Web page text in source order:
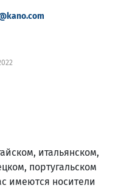
итальянском,
португальском
имеются носители